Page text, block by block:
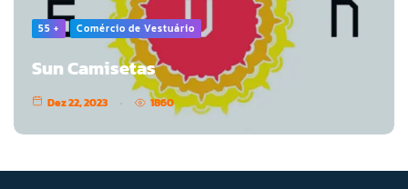
55 + Comércio de Vestuário
Sun Camisetas
Dez 22, 2023 1860